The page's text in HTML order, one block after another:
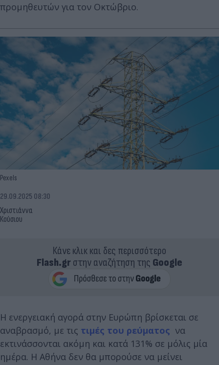
προμηθευτών για τον Οκτώβριο.
Pexels
Χριστιάννα
Κούσιου
29.09.2025 08:30
Κάνε κλικ και δες περισσότερο
Flash.grστην αναζήτηση της Google
Η ενεργειακή αγορά στην Ευρώπη βρίσκεται σε
αναβρασμό, με τις τιμές του ρεύματος να
εκτινάσσονται ακόμη και κατά 131% σε μόλις μία
ημέρα. Η Αθήνα δεν θα μπορούσε να μείνει